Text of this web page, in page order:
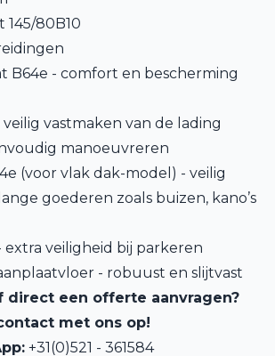
80B10
B64e - comfort en bescherming
vastmaken van de lading
manoeuvreren
(voor vlak dak-model) - veilig
goederen zoals buizen, kano’s
extra veiligheid bij parkeren
- robuust en slijtvast
direct een offerte aanvragen?
met ons op!
+31(0)521 - 361584